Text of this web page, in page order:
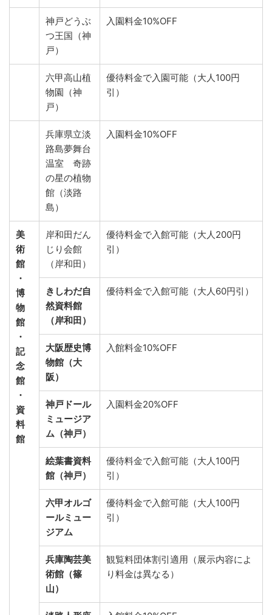
神戸どうぶ
つ王国（神
戸）
入園料金10%OFF
六甲高山植
物園（神
戸）
優待料金で入園可能（大人100円
引）
兵庫県立淡
路島夢舞台
温室 奇跡
の星の植物
館（淡路
島）
入園料金10%OFF
美
術
館
・
博
物
館
・
記
念
館
・
資
料
館
岸和田だん
じり会館
（岸和田）
優待料金で入館可能（大人200円
引）
きしわだ自
然資料館
（岸和田）
優待料金で入館可能（大人60円引）
大阪歴史博
物館（大
阪）
入館料金10%OFF
神戸ドール
ミュージア
ム（神戸）
入園料金20%OFF
絵葉書資料
館（神戸）
優待料金で入館可能（大人100円
引）
六甲オルゴ
ールミュー
ジアム
優待料金で入館可能（大人100円
引）
兵庫陶芸美
術館（篠
山）
観覧料団体割引適用（展示内容によ
り料金は異なる）